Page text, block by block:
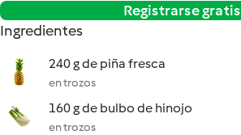
Registrarse gratis
Ingredientes
240 g de piña fresca
en trozos
160 g de bulbo de hinojo
en trozos